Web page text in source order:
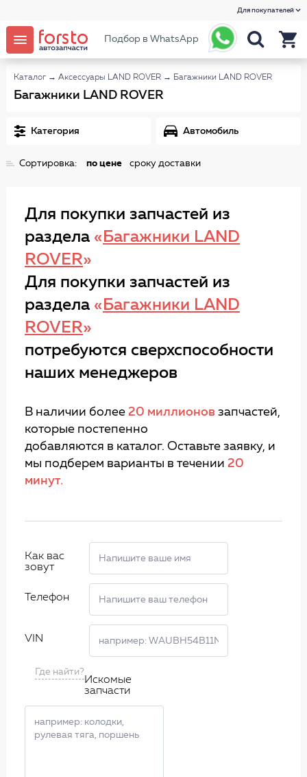
Для покупателей
Подбор в WhatsApp
Каталог → Аксессуары LAND ROVER → Багажники LAND ROVER
Багажники LAND ROVER
Категория Автомобиль
Сортировка: по цене сроку доставки
Для покупки запчастей из
раздела « Багажники LAND
ROVER»
Для покупки запчастей из
раздела « Багажники LAND
ROVER»
потребуются сверхспособности
наших менеджеров
В наличии более 20 миллионов запчастей,
которые постепенно
добавляются в каталог. Оставьте заявку, и
мы подберем варианты в течении 20
минут.
Как вас
зовут
Телефон
VIN
Где найти?
Искомые
запчасти